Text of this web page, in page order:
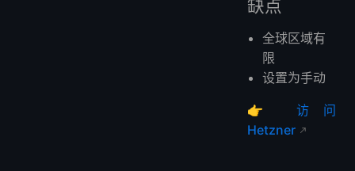
缺点
全球区域有
限
设置为手动
👉 访问
Hetzner